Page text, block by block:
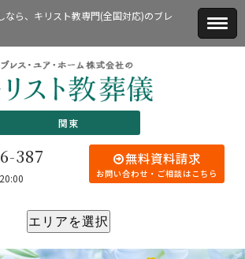
なら、キリスト教専門(全国対応)のブレ
関東
無料資料請求
お問い合わせ・ご相談はこちら
387
エリアを選択